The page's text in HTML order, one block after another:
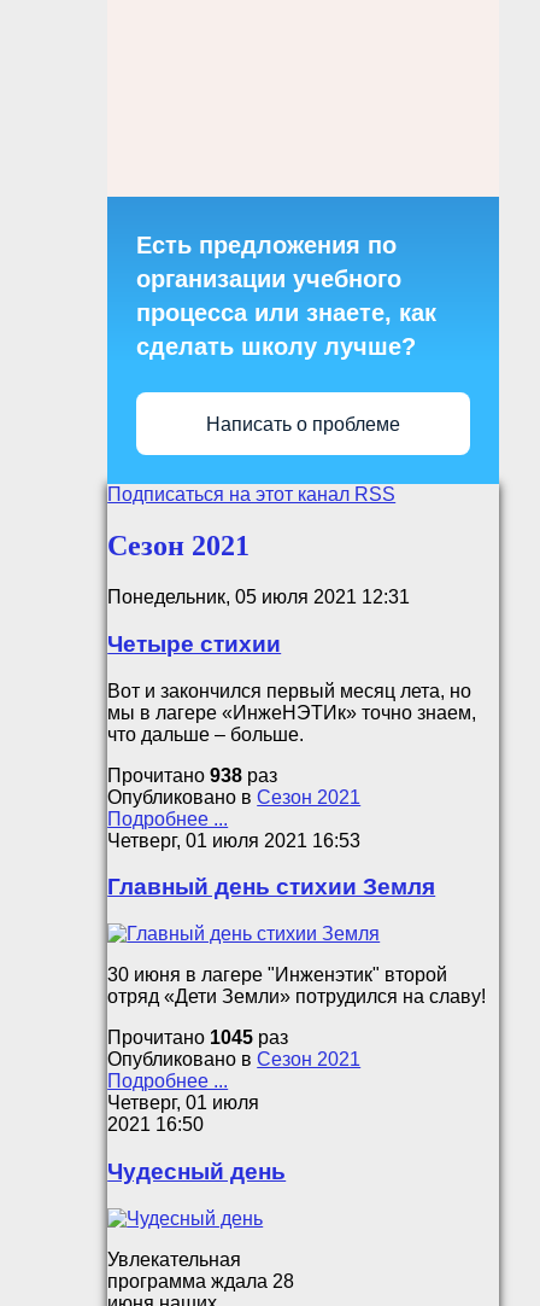
Есть предложения по
организации учебного
процесса или знаете, как
сделать школу лучше?
Написать о проблеме
Подписаться на этот канал RSS
Сезон 2021
Понедельник, 05 июля 2021 12:31
Четыре стихии
Вот и закончился первый месяц лета, но
мы в лагере «ИнжеНЭТИк» точно знаем,
что дальше – больше.
Прочитано938 раз
Опубликовано в Сезон 2021
Подробнее ...
Четверг, 01 июля 2021 16:53
Главный день стихии Земля
30 июня в лагере "Инженэтик" второй
отряд «Дети Земли» потрудился на славу!
Прочитано 1045 раз
Опубликовано в Сезон 2021
Подробнее ...
Четверг, 01 июля
2021 16:50
Чудесный день
Увлекательная
программа ждала 28